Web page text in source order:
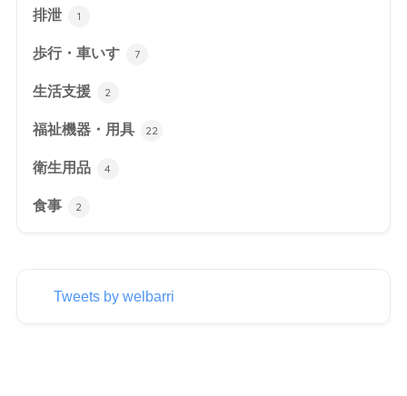
排泄 1
歩行・車いす 7
生活支援 2
福祉機器・用具 22
衛生用品 4
食事 2
Tweets by welbarri